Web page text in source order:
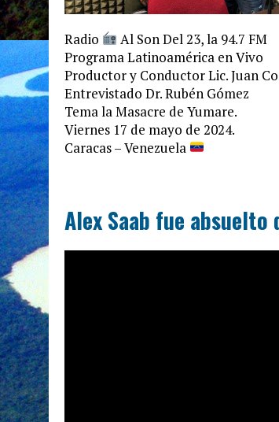
Radio
Al Son Del 23, la 94.7 FM
Programa Latinoamérica en Vivo
Productor y Conductor Lic. Juan
Entrevistado Dr. Rubén Gómez
Tema la Masacre de Yumare.
Viernes 17 de mayo de 2024.
Caracas – Venezuela
Alex Saab fue